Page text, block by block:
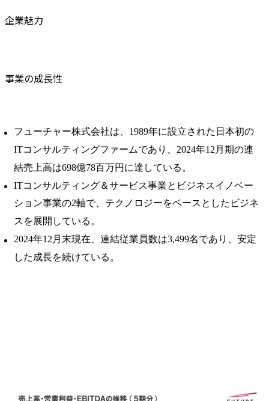
企業魅力
事業の成長性
フューチャー株式会社は、1989年に設立された日本初の
ITコンサルティングファームであり、2024年12月期の連
結売上高は698億78百万円に達している。 ​
ITコンサルティング＆サービス事業とビジネスイノベー
ション事業の2軸で、テクノロジーをベースとしたビジネ
スを展開している。 ​
2024年12月末現在、連結従業員数は3,499名であり、安定
した成長を続けている。